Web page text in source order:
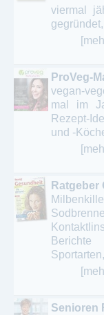
viermal
ProVeg-
vegan-
mal im
Rezept-
und -
Ratgeber
Senioren